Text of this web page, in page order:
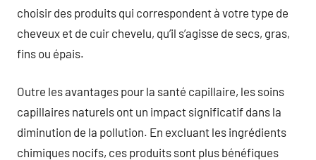
choisir des produits qui correspondent à votre type de
cheveux et de cuir chevelu, qu’il s’agisse de secs, gras,
fins ou épais.
Outre les avantages pour la santé capillaire, les soins
capillaires naturels ont un impact significatif dans la
diminution de la pollution. En excluant les ingrédients
chimiques nocifs, ces produits sont plus bénéfiques